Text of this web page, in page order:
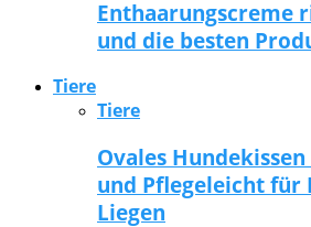
Enthaarungscreme
und die besten
Tiere
Tiere
Ovales
und Pflegeleicht für
Liegen